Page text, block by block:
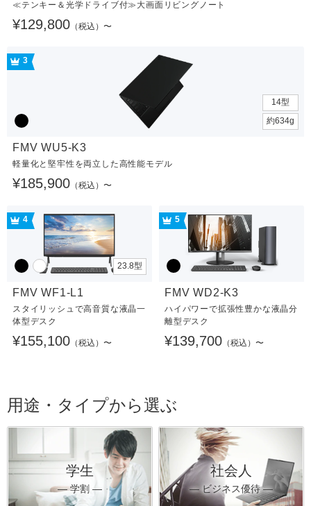
≪テンキー＆光学ドライブ付≫大画面リビングノート
¥129,800 （税込）〜
3
14型
約634g
FMV WU5-K3
軽量化と堅牢性を両立した高性能モデル
¥185,900 （税込）〜
4
23.8型
FMV WF1-L1
スタイリッシュで高音質な液晶一
体型デスク
¥155,100 （税込）〜
5
FMV WD2-K3
ハイパワーで拡張性豊かな液晶分
離型デスク
¥139,700 （税込）〜
用途・タイプから選ぶ
学生
― 学割 ―
社会人
― ビジネス優待 ―